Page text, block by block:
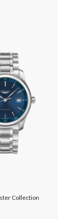
Collection